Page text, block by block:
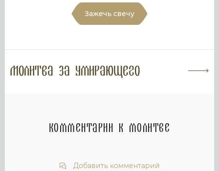
Зажечь свечу
Молитва за умирающего
Комментарии к молитве
Добавить комментарий